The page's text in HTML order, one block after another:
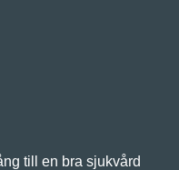
till en bra sjukvård